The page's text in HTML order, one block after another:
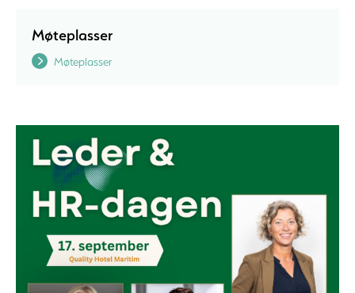
Møteplasser
Møteplasser